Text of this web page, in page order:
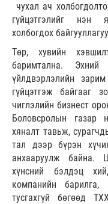
чухал ач
гүйцэтгэлийг нэн
холбогдох
Төр, хувийн
баримтална.
үйлдвэрлэлийн
гүйцэтгэж байгааг
чиглэлийн бизнест
Боловсролын газар
хяналт тавьж,
тал дээр бүрэн
анхааруулж байна.
хүнсний бэлдэц
компанийн барилга,
тусгахгүй бөгөөд